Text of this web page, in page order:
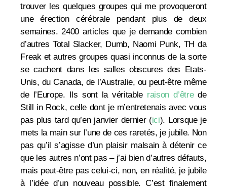
trouver les quelques groupes qui me provoqueront
une érection cérébrale pendant plus de deux
semaines. 2400 articles que je demande combien
d’autres Total Slacker, Dumb, Naomi Punk, TH da
Freak et autres groupes quasi inconnus de la sorte
se cachent dans les salles obscures des Etats-
Unis, du Canada, de l’Australie, ou peut-être même
de l’Europe. Ils sont la véritable raison d’êtrede
Still in Rock, celle dont je m’entretenais avec vous
pas plus tard qu’en janvier dernier (ici). Lorsque je
mets la main sur l’une de ces raretés, je jubile. Non
pas qu’il s’agisse d’un plaisir malsain à détenir ce
que les autres n’ont pas – j’ai bien d’autres défauts,
mais peut-être pas celui-ci, non, en réalité, je jubile
à l’idée d’un nouveau possible. C’est finalement